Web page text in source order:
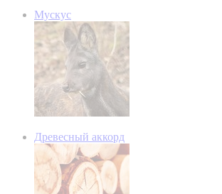
Мускус
Древесный аккорд